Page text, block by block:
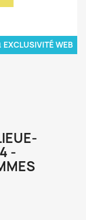
EXCLUSIVITÉ WEB
-